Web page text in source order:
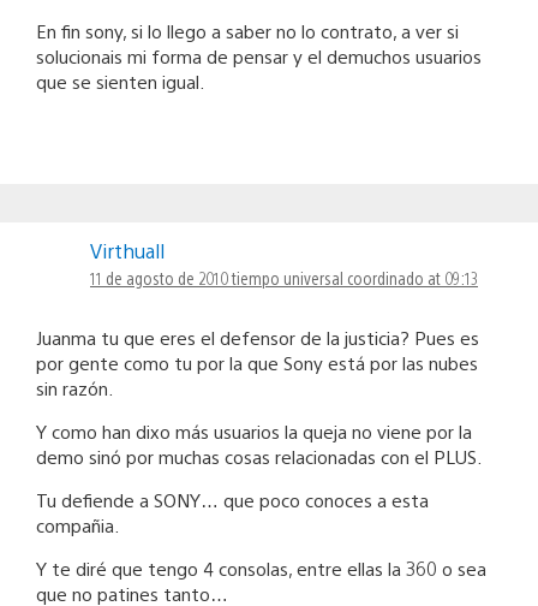
En fin sony, si lo llego a saber no lo contrato, a ver si
solucionais mi forma de pensar y el demuchos usuarios
que se sienten igual.
Virthuall
11 de agosto de 2010 tiempo universal coordinado at 09:13
Juanma tu que eres el defensor de la justicia? Pues es
por gente como tu por la que Sony está por las nubes
sin razón.
Y como han dixo más usuarios la queja no viene por la
demo sinó por muchas cosas relacionadas con el PLUS.
Tu defiende a SONY… que poco conoces a esta
compañia.
Y te diré que tengo 4 consolas, entre ellas la 360 o sea
que no patines tanto…